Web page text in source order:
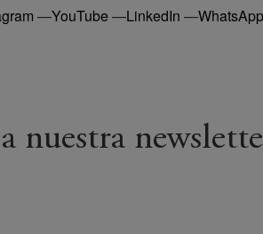
—YouTube —LinkedIn —WhatsApp
nuestra